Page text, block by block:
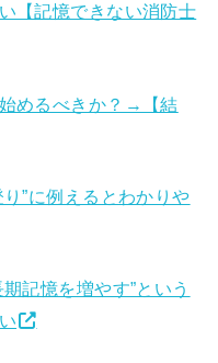
【記憶できない消防士
めるべきか？→【結
”に例えるとわかりや
記憶を増やす”という